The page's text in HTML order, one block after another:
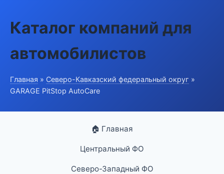
Каталог компаний для
автомобилистов
Главная » Северо-Кавказский федеральный округ »
GARAGE PitStop AutoCare
🏠 Главная
Центральный ФО
Северо-Западный ФО